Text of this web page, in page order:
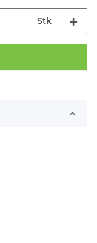
Stk